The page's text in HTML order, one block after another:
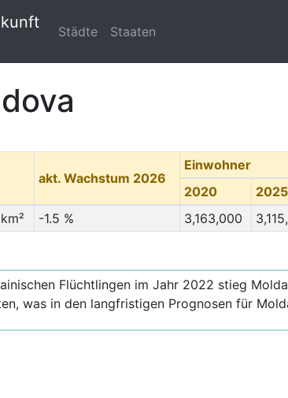
Städte Staaten
akt. Wachstum 2026
Einwohner
2020
2025
-1.5 % 3,163,000
Flüchtlingen im Jahr 2022 stieg
was in den langfristigen Prognosen für